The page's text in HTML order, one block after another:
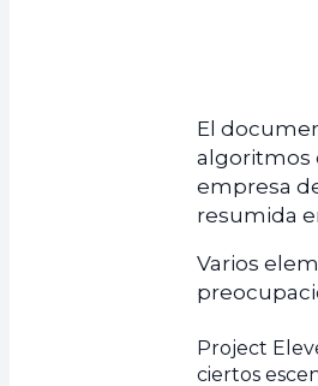
El
algoritmos
empresa
resumida
Varios
Project
ciertos